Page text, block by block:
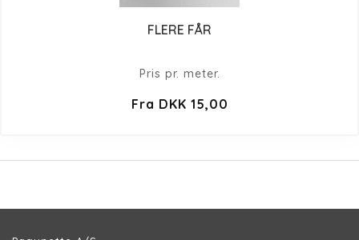
FLERE FÅR
Pris pr. meter.
Fra DKK 15,00